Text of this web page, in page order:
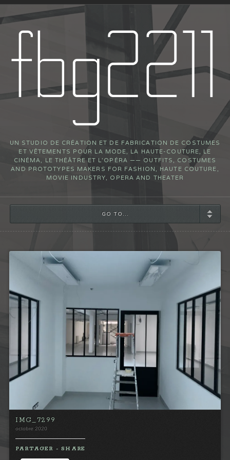
UN STUDIO DE CRÉATION ET DE FABRICATION DE COSTUMES
ET VÊTEMENTS POUR LA MODE, LA HAUTE-COUTURE, LE
CINÉMA, LE THÉÂTRE ET L’OPÉRA —— OUTFITS, COSTUMES
AND PROTOTYPES MAKERS FOR FASHION, HAUTE COUTURE,
MOVIE INDUSTRY, OPERA AND THEATER
GO TO...
IMG_7299
octobre 2020
PARTAGER - SHARE